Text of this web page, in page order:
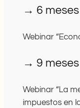
→ 6
Webinar
→ 9
Webinar “La
impuestos en